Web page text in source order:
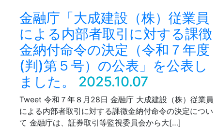
金融庁「大成建設（株）従業員
による内部者取引に対する課徴
金納付命令の決定（令和７年度
(判)第５号）の公表」を公表し
ました。
2025.10.07
Tweet 令和７年８月28日 金融庁 大成建設（株）従業員
による内部者取引に対する課徴金納付命令の決定につい
て 金融庁は、証券取引等監視委員会から大[…]